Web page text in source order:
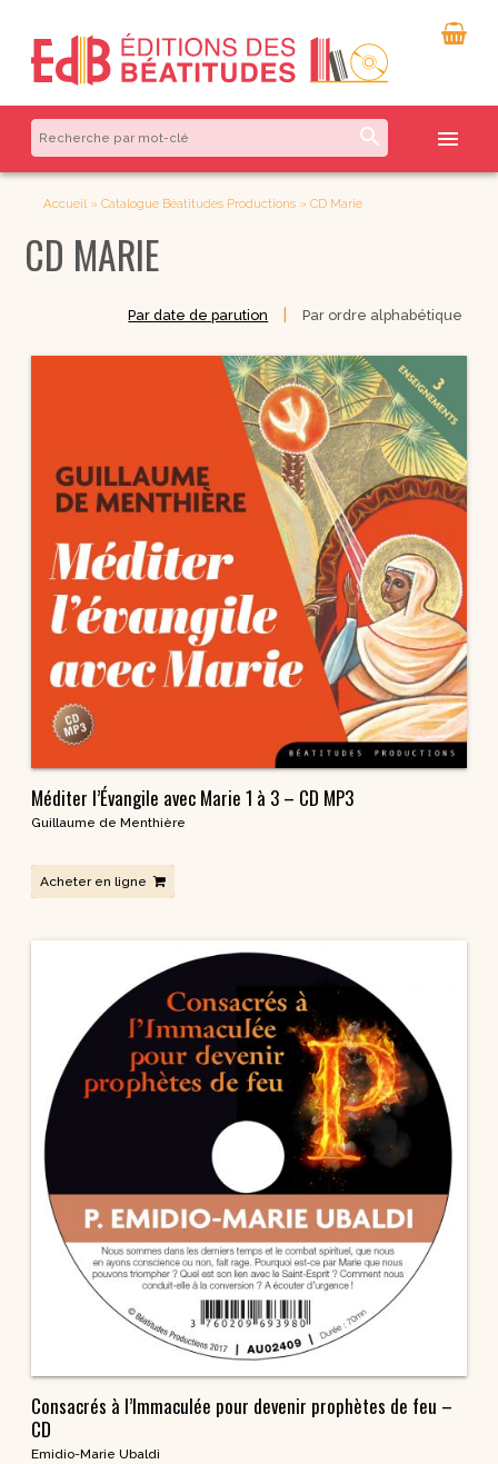
search menu
Accueil» Catalogue Béatitudes Productions» CD Marie
CD MARIE
Par date de parution Par ordre alphabétique
Méditer l’Évangile avec Marie 1 à 3 – CD MP3
Guillaume de Menthière
Acheter en ligne
Consacrés à l’Immaculée pour devenir prophètes de feu –
CD
Emidio-Marie Ubaldi